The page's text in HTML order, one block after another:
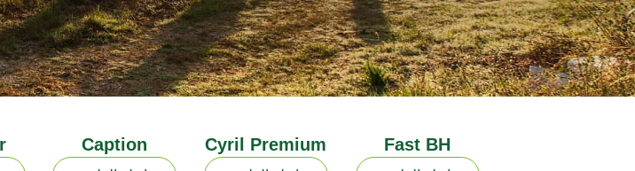
Caption Cyril Premium Fast BH